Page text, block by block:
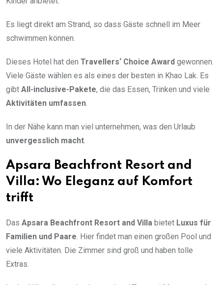
Es liegt direkt am Strand, so dass Gäste schnell im Meer
schwimmen können.
Dieses Hotel hat den Travellers‘ Choice Award gewonnen.
Viele Gäste wählen es als eines der besten in Khao Lak. Es
gibt All-inclusive-Pakete, die das Essen, Trinken und viele
Aktivitäten umfassen.
In der Nähe kann man viel unternehmen, was den Urlaub
unvergesslich macht.
Apsara Beachfront Resort and
Villa: Wo Eleganz auf Komfort
trifft
Das Apsara Beachfront Resort and Villa bietet Luxus für
Familien und Paare. Hier findet man einen großen Pool und
viele Aktivitäten. Die Zimmer sind groß und haben tolle
Extras.